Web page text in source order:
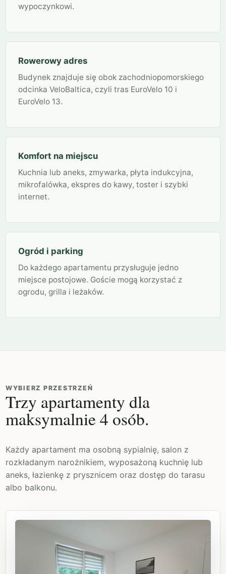
wypoczynkowi.
Rowerowy adres
Budynek znajduje się obok zachodniopomorskiego
odcinka VeloBaltica, czyli tras EuroVelo 10 i
EuroVelo 13.
Komfort na miejscu
Kuchnia lub aneks, zmywarka, płyta indukcyjna,
mikrofalówka, ekspres do kawy, toster i szybki
internet.
Ogród i parking
Do każdego apartamentu przysługuje jedno
miejsce postojowe. Goście mogą korzystać z
ogrodu, grilla i leżaków.
WYBIERZ PRZESTRZEŃ
Trzy apartamenty dla
maksymalnie 4 osób.
Każdy apartament ma osobną sypialnię, salon z
rozkładanym narożnikiem, wyposażoną kuchnię lub
aneks, łazienkę z prysznicem oraz dostęp do tarasu
albo balkonu.